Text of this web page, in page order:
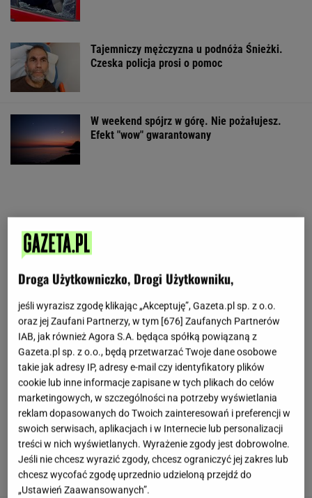
Tajemniczy mężczyzna u podnóża Śnieżki.
Czeska policja prosi o pomoc
W weekend spójrz w górę. Nie pożałujesz.
Efekt "wow" gwarantowany
Syn Stanisława Soyki o ostatnich chwilach
ojca. "Nie było z nim nikogo"
Droga Użytkowniczko, Drogi Użytkowniku,
jeśli wyrazisz zgodę klikając „Akceptuję”, Gazeta.pl sp. z o.o.
oraz jej Zaufani Partnerzy, w tym [676] Zaufanych Partnerów
IAB, jak również Agora S.A. będąca spółką powiązaną z
Gazeta.pl sp. z o.o., będą przetwarzać Twoje dane osobowe
takie jak adresy IP, adresy e-mail czy identyfikatory plików
cookie lub inne informacje zapisane w tych plikach do celów
marketingowych, w szczególności na potrzeby wyświetlania
reklam dopasowanych do Twoich zainteresowań i preferencji w
swoich serwisach, aplikacjach i w Internecie lub personalizacji
treści w nich wyświetlanych. Wyrażenie zgody jest dobrowolne.
Jeśli nie chcesz wyrazić zgody, chcesz ograniczyć jej zakres lub
chcesz wycofać zgodę uprzednio udzieloną przejdź do
„Ustawień Zaawansowanych”.